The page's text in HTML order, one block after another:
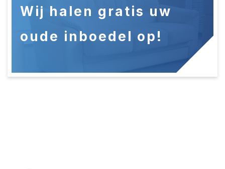
Wij halen gratis uw
oude inboedel op!